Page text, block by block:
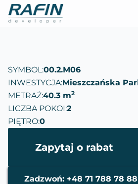
SYMBOL:00.2.M06
INWESTYCJA:Mieszczańska
METRAŻ:40.3 m2
LICZBA POKOI:2
PIĘTRO:0
Zapytaj o rabat
Zadzwoń: +48 71 788 78 88